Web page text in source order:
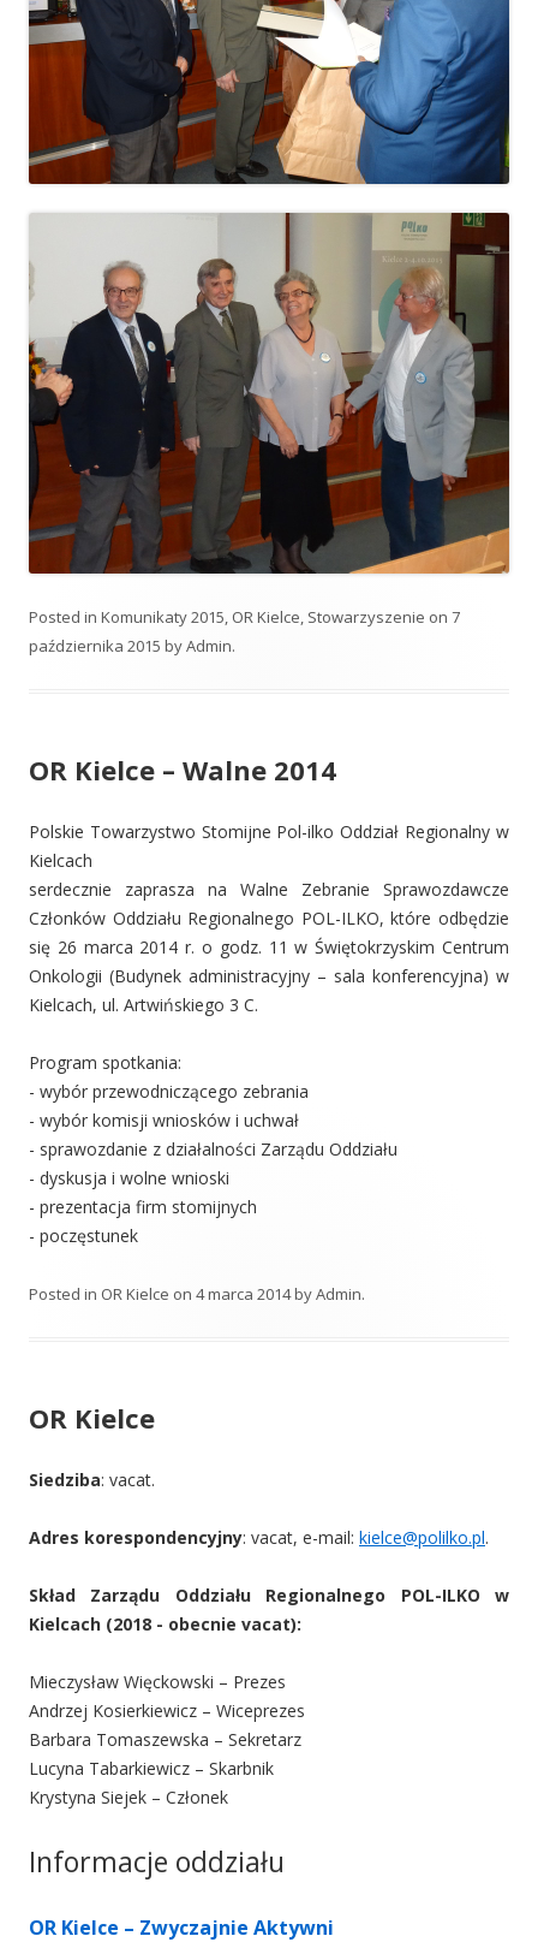
Posted in Komunikaty 2015, OR Kielce, Stowarzyszenie on 7
października 2015 byAdmin.
OR Kielce – Walne 2014
Polskie Towarzystwo Stomijne Pol-ilko Oddział Regionalny w
Kielcach
serdecznie zaprasza na Walne Zebranie Sprawozdawcze
Członków Oddziału Regionalnego POL-ILKO, które odbędzie
się 26 marca 2014 r. o godz. 11 w Świętokrzyskim Centrum
Onkologii (Budynek administracyjny – sala konferencyjna) w
Kielcach, ul. Artwińskiego 3 C.
Program spotkania:
- wybór przewodniczącego zebrania
- wybór komisji wniosków i uchwał
- sprawozdanie z działalności Zarządu Oddziału
- dyskusja i wolne wnioski
- prezentacja firm stomijnych
- poczęstunek
Posted in OR Kielce on 4 marca 2014byAdmin.
OR Kielce
Siedziba: vacat.
Adres korespondencyjny: vacat, e-mail: kielce@polilko.pl.
Skład Zarządu Oddziału Regionalnego POL-ILKO w
Kielcach (2018 - obecnie vacat):
Mieczysław Więckowski – Prezes
Andrzej Kosierkiewicz – Wiceprezes
Barbara Tomaszewska – Sekretarz
Lucyna Tabarkiewicz – Skarbnik
Krystyna Siejek – Członek
Informacje oddziału
OR Kielce – Zwyczajnie Aktywni